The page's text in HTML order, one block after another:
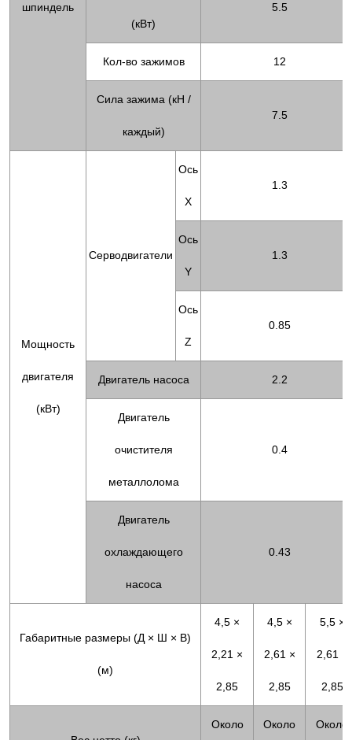
шпиндель
(кВт)
5.5
Кол-во зажимов 12
Сила зажима (кН /
каждый)
7.5
Мощность
двигателя
(кВт)
Серводвигатели
Ось
X
1.3
Ось
Y
1.3
Ось
Z
0.85
Двигатель насоса 2.2
Двигатель
очистителя
металлолома
0.4
Двигатель
охлаждающего
насоса
0.43
Габаритные размеры (Д × Ш × В)
(м)
4,5 ×
2,21 ×
2,85
4,5 ×
2,61 ×
2,85
5,5 ×
2,61 ×
2,85
Около Около Около